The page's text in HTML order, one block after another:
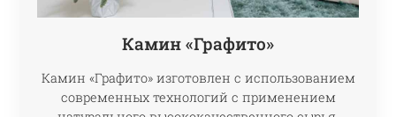
Камин «Графито»
Камин «Графито» изготовлен с использованием
современных технологий с применением